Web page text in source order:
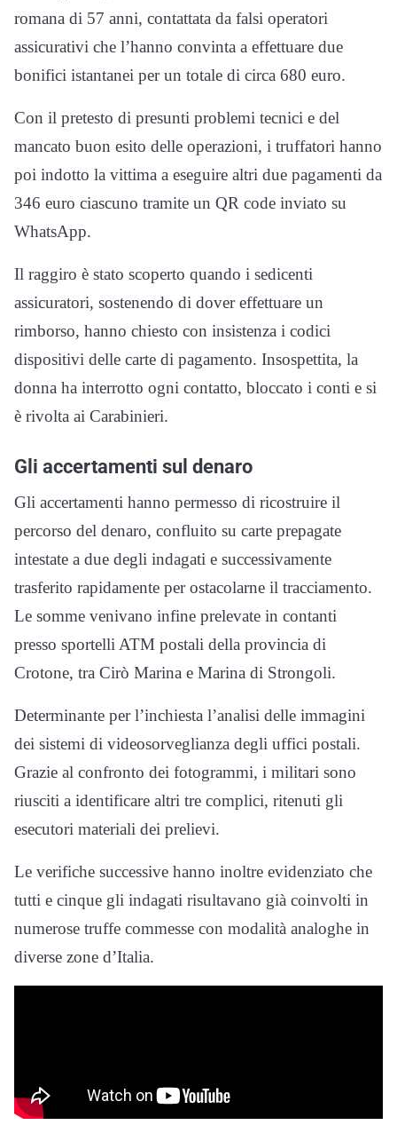
romana di 57 anni, contattata da falsi operatori
assicurativi che l’hanno convinta a effettuare due
bonifici istantanei per un totale di circa 680 euro.
Con il pretesto di presunti problemi tecnici e del
mancato buon esito delle operazioni, i truffatori hanno
poi indotto la vittima a eseguire altri due pagamenti da
346 euro ciascuno tramite un QR code inviato su
WhatsApp.
Il raggiro è stato scoperto quando i sedicenti
assicuratori, sostenendo di dover effettuare un
rimborso, hanno chiesto con insistenza i codici
dispositivi delle carte di pagamento. Insospettita, la
donna ha interrotto ogni contatto, bloccato i conti e si
è rivolta ai Carabinieri.
Gli accertamenti sul denaro
Gli accertamenti hanno permesso di ricostruire il
percorso del denaro, confluito su carte prepagate
intestate a due degli indagati e successivamente
trasferito rapidamente per ostacolarne il tracciamento.
Le somme venivano infine prelevate in contanti
presso sportelli ATM postali della provincia di
Crotone, tra Cirò Marina e Marina di Strongoli.
Determinante per l’inchiesta l’analisi delle immagini
dei sistemi di videosorveglianza degli uffici postali.
Grazie al confronto dei fotogrammi, i militari sono
riusciti a identificare altri tre complici, ritenuti gli
esecutori materiali dei prelievi.
Le verifiche successive hanno inoltre evidenziato che
tutti e cinque gli indagati risultavano già coinvolti in
numerose truffe commesse con modalità analoghe in
diverse zone d’Italia.